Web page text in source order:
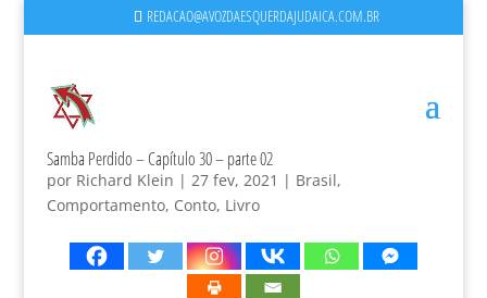
REDACAO@AVOZDAESQUERDAJUDAICA.COM.BR
Samba Perdido – Capítulo 30 – parte 02
por Richard Klein | 27 fev, 2021 | Brasil,
Comportamento, Conto, Livro